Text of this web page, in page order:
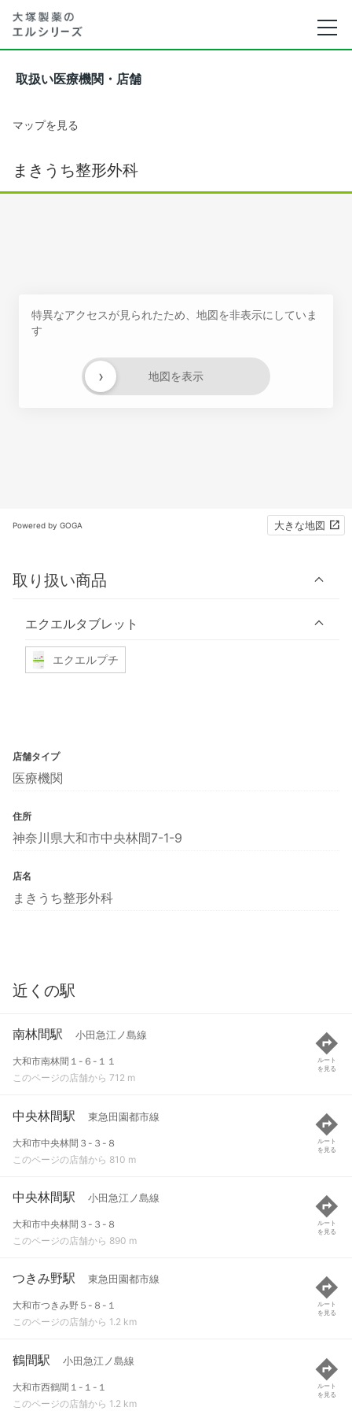
取扱い医療機関・店舗
マップを見る
まきうち整形外科
特異なアクセスが見られたため、地図を非表示にしていま
す
地図を表示
›
Powered by GOGA 大きな地図
取り扱い商品
エクエルタブレット
エクエルプチ
店舗タイプ
医療機関
住所
神奈川県大和市中央林間7-1-9
店名
まきうち整形外科
近くの駅
南林間駅 小田急江ノ島線
大和市南林間１-６-１１
このページの店舗から 712 m
ルート
を見る
中央林間駅 東急田園都市線
大和市中央林間３-３-８
このページの店舗から 810 m
ルート
を見る
中央林間駅 小田急江ノ島線
大和市中央林間３-３-８
このページの店舗から 890 m
ルート
を見る
つきみ野駅 東急田園都市線
大和市つきみ野５-８-１
このページの店舗から 1.2 km
ルート
を見る
鶴間駅 小田急江ノ島線
大和市西鶴間１-１-１
このページの店舗から 1.2 km
ルート
を見る